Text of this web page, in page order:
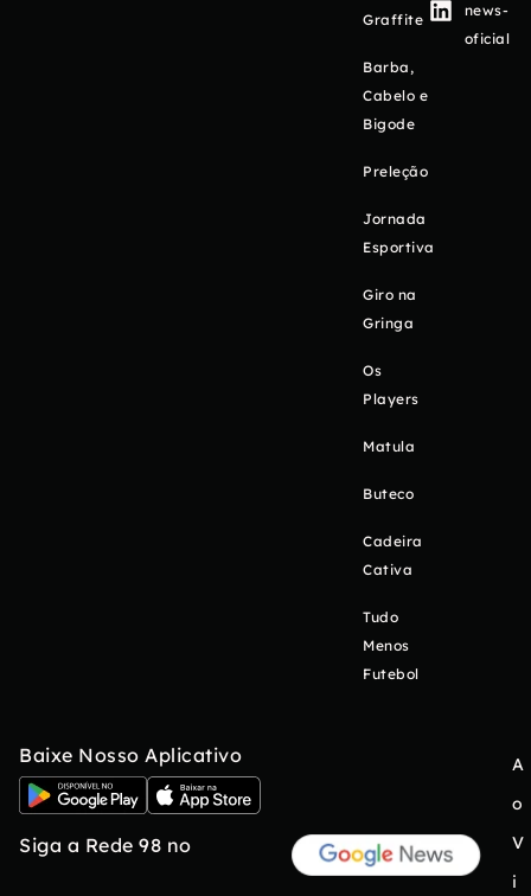
Graffite
Barba,
Cabelo e
Bigode
Preleção
Jornada
Esportiva
Giro na
Gringa
Os
Players
Matula
Buteco
Cadeira
Cativa
Tudo
Menos
Futebol
news-
oficial
Baixe Nosso Aplicativo
Siga a Rede 98 no
A
o
V
i